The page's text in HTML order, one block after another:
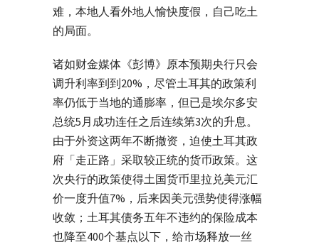
难，本地人看外地人愉快度假，自己吃土
的局面。
诸如财金媒体《彭博》原本预期央行只会
调升利率到到20%，尽管土耳其的政策利
率仍低于当地的通膨率，但已是埃尔多安
总统5月成功连任之后连续第3次的升息。
由于外资这两年不断撤资，迫使土耳其政
府「走正路」采取较正统的货币政策。这
次央行的政策使得土国货币里拉兑美元汇
价一度升值7%，后来因美元强势使得涨幅
收敛；土耳其债务五年不违约的保险成本
也降至400个基点以下，给市场释放一丝